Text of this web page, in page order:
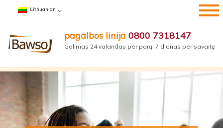
Pereiti
Lithuanian
pagalbos linija 0800 7318147
Galimas 24 valandas per parą, 7 dienas per savaitę